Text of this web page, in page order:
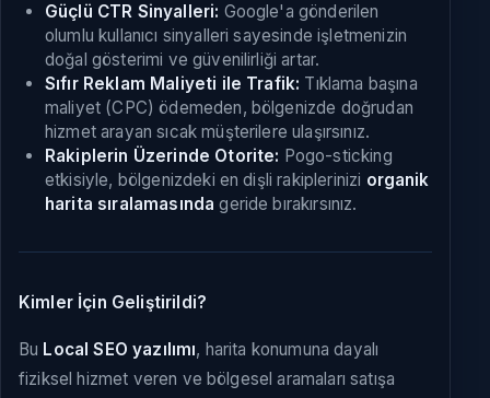
Güçlü CTR Sinyalleri: Google'a gönderilen
olumlu kullanıcı sinyalleri sayesinde işletmenizin
doğal gösterimi ve güvenilirliği artar.
Sıfır Reklam Maliyeti ile Trafik: Tıklama başına
maliyet (CPC) ödemeden, bölgenizde doğrudan
hizmet arayan sıcak müşterilere ulaşırsınız.
Rakiplerin Üzerinde Otorite: Pogo-sticking
etkisiyle, bölgenizdeki en dişli rakiplerinizi organik
harita sıralamasında geride bırakırsınız.
Kimler İçin Geliştirildi?
Bu Local SEO yazılımı, harita konumuna dayalı
fiziksel hizmet veren ve bölgesel aramaları satışa